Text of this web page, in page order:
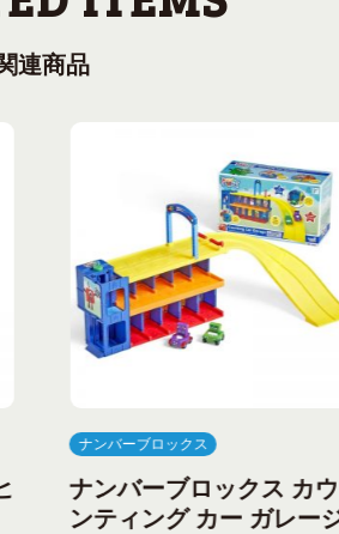
連商品
ナンバーブロックス
ナンバーブロックス カウ
ンティング カー ガレー